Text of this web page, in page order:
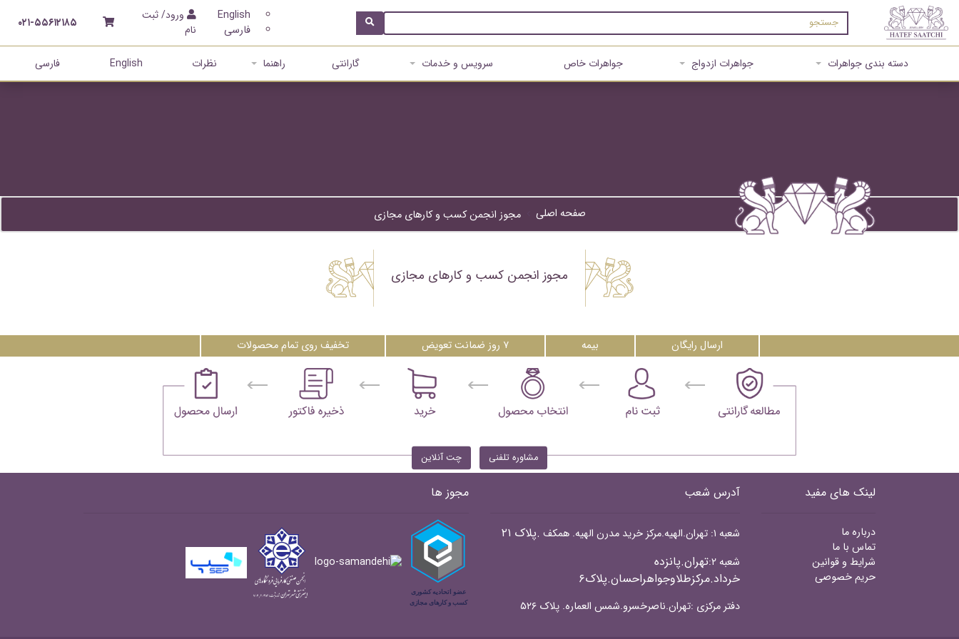
۰۲۱-۵۵۶۱۲۱۸۵
ورود/ ثبت
نام
English
فارسی
دسته بندی جواهرات جواهرات ازدواج جواهرات خاص سرویس و خدمات گارانتی راهنما نظرات English فارسی
صفحه اصلی مجوز انجمن کسب و کارهای مجازی
مجوز انجمن کسب و کارهای مجازی
ارسال رایگان بیمه ۷ روز ضمانت تعویض تخفیف روی تمام محصولات
مشاوره تلفنی چت آنلاین
لینک های مفید
درباره ما
تماس با ما
شرایط و قوانین
حریم خصوصی
آدرس شعب
شعبه ۱: تهران.الهیه.مرکز خرید مدرن الهیه. همکف .پلاک ۲۱
شعبه ۲:
تهران.پانزده
خرداد.مرکزطلاوجواهراحسان.پلاک۶
دفتر مرکزی :تهران.ناصرخسرو.شمس العماره. پلاک ۵۲۶
مجوز ها